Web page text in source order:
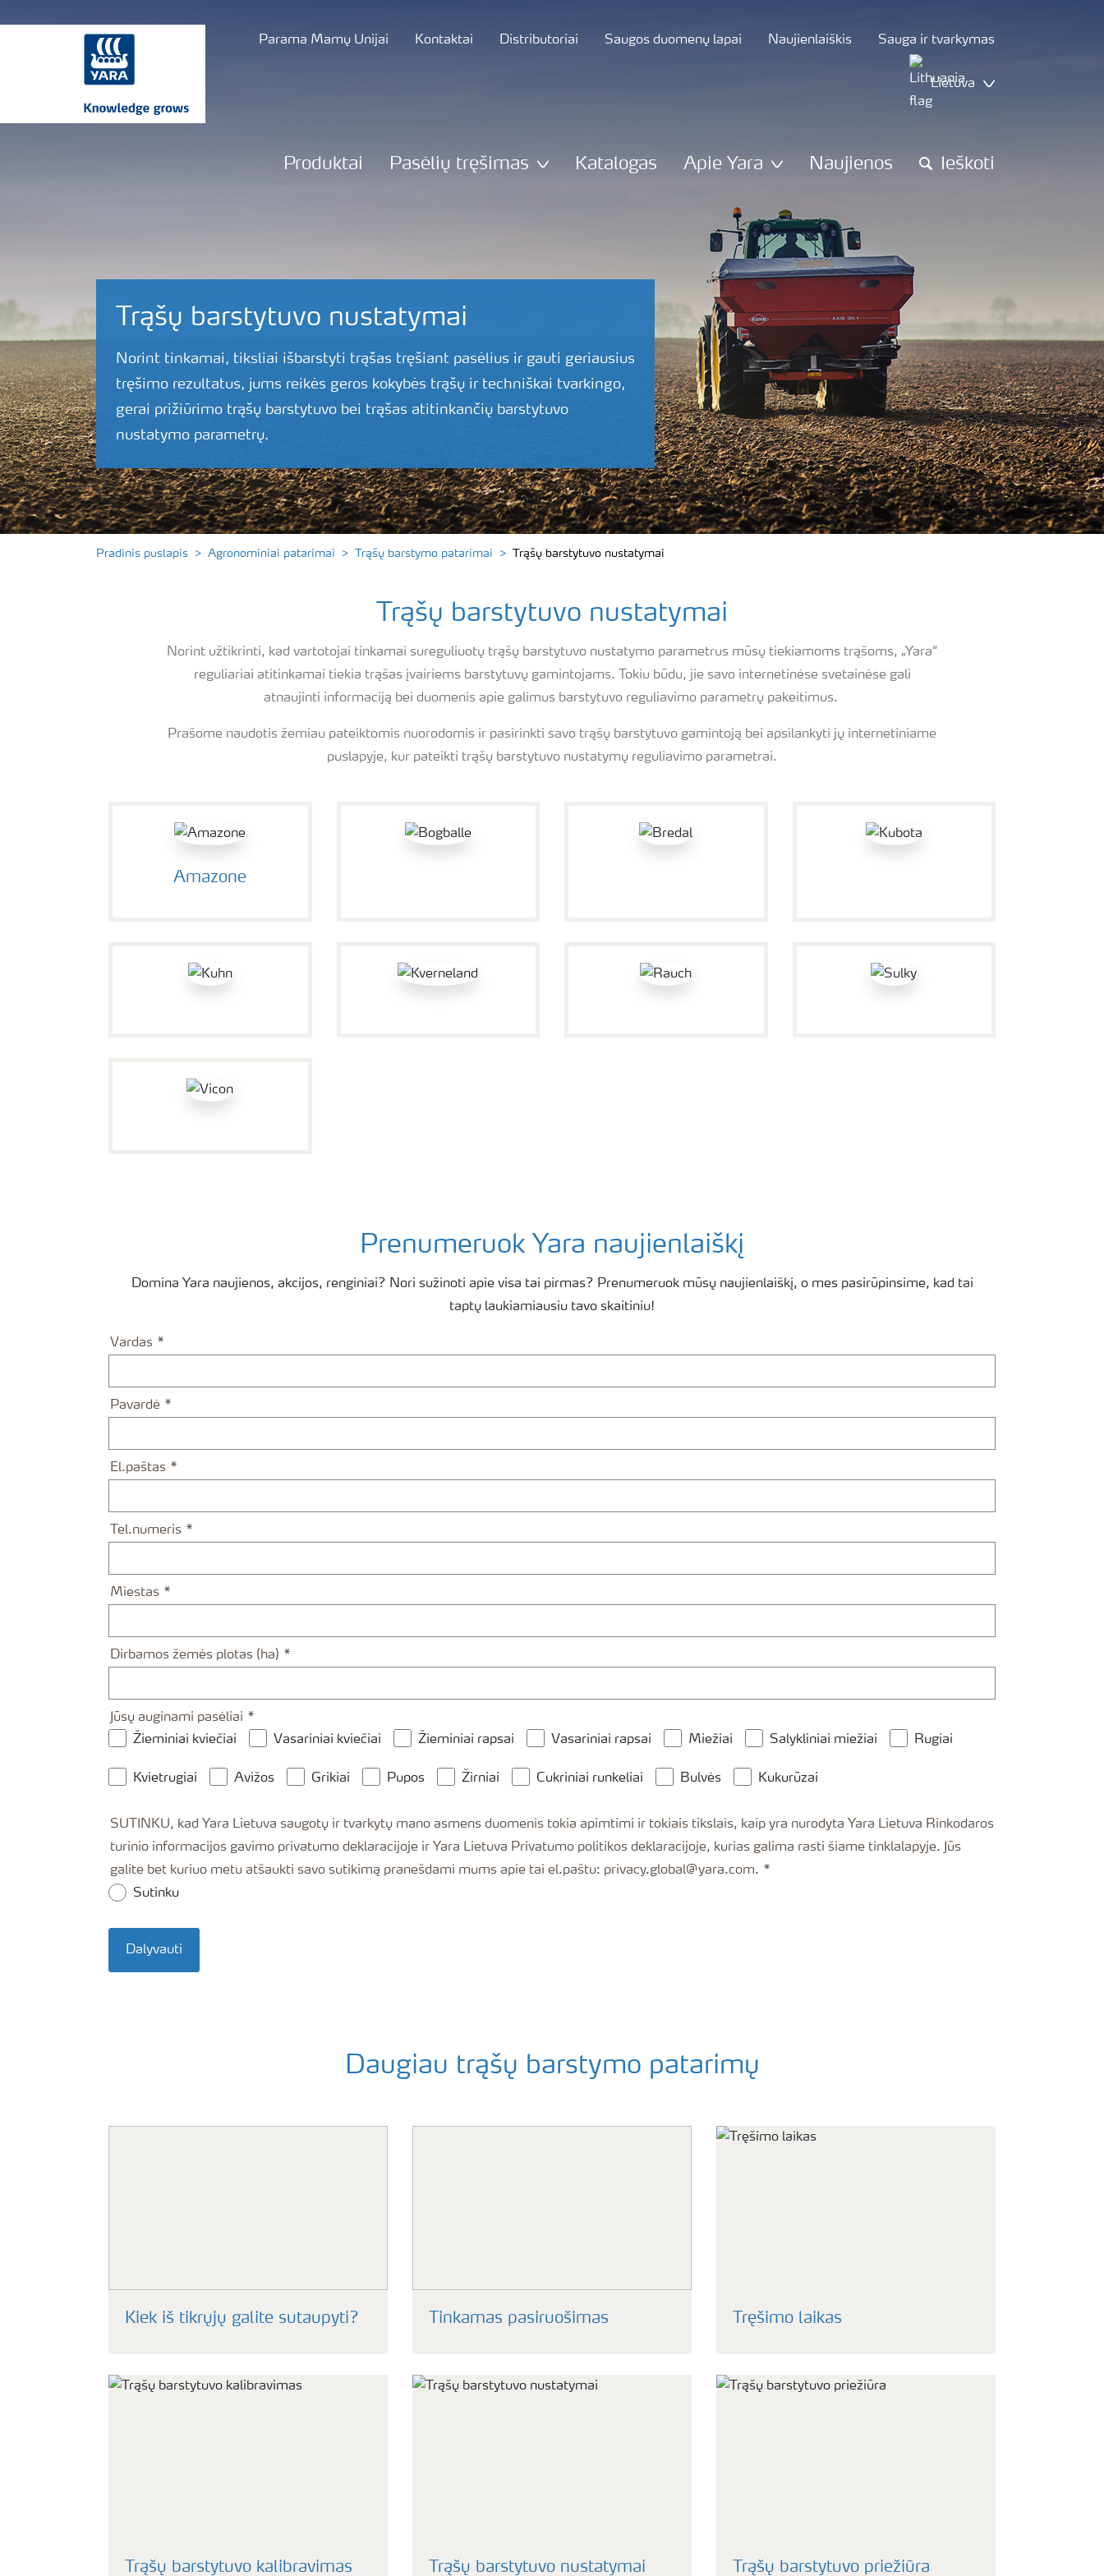
Parama Mamų Unijai Kontaktai Distributoriai Saugos duomenų lapai Naujienlaiškis Sauga ir tvarkymas
Lietuva
Produktai Pasėlių tręšimas Katalogas Apie Yara Naujienos Ieškoti
Trąšų barstytuvo nustatymai
Norint tinkamai, tiksliai išbarstyti trąšas tręšiant pasėlius ir gauti geriausius
tręšimo rezultatus, jums reikės geros kokybės trąšų ir techniškai tvarkingo,
gerai prižiūrimo trąšų barstytuvo bei trąšas atitinkančių barstytuvo
nustatymo parametrų.
Pradinis puslapis Agronominiai patarimai Trąšų barstymo patarimai Trąšų barstytuvo nustatymai
Trąšų barstytuvo nustatymai
Norint užtikrinti, kad vartotojai tinkamai sureguliuotų trąšų barstytuvo nustatymo parametrus mūsų tiekiamoms trąšoms, „Yara“
reguliariai atitinkamai tiekia trąšas įvairiems barstytuvų gamintojams. Tokiu būdu, jie savo internetinėse svetainėse gali
atnaujinti informaciją bei duomenis apie galimus barstytuvo reguliavimo parametrų pakeitimus.
Prašome naudotis žemiau pateiktomis nuorodomis ir pasirinkti savo trąšų barstytuvo gamintoją bei apsilankyti jų internetiniame
puslapyje, kur pateikti trąšų barstytuvo nustatymų reguliavimo parametrai.
Amazone
Prenumeruok Yara naujienlaiškį
Domina Yara naujienos, akcijos, renginiai? Nori sužinoti apie visa tai pirmas? Prenumeruok mūsų naujienlaiškį, o mes pasirūpinsime, kad tai
taptų laukiamiausiu tavo skaitiniu!
Vardas
Pavardė
El.paštas
Tel.numeris
Miestas
Dirbamos žemės plotas (ha)
Jūsų auginami pasėliai
Žieminiai kviečiai
Vasariniai kviečiai Žieminiai rapsai Vasariniai rapsai Miežiai Salykliniai miežiai Rugiai
Kvietrugiai Avižos Grikiai Pupos Žirniai Cukriniai runkeliai Bulvės Kukurūzai
SUTINKU, kad Yara Lietuva saugotų ir tvarkytų mano asmens duomenis tokia apimtimi ir tokiais tikslais, kaip yra nurodyta Yara Lietuva Rinkodaros
turinio informacijos gavimo privatumo deklaracijoje ir Yara Lietuva Privatumo politikos deklaracijoje, kurias galima rasti šiame tinklalapyje. Jūs
galite bet kuriuo metu atšaukti savo sutikimą pranešdami mums apie tai el.paštu: privacy.global@yara.com.
Sutinku
Dalyvauti
Daugiau trąšų barstymo patarimų
Kiek iš tikrųjų galite sutaupyti? Tinkamas pasiruošimas Tręšimo laikas
Trąšų barstytuvo kalibravimas Trąšų barstytuvo nustatymai Trąšų barstytuvo priežiūra